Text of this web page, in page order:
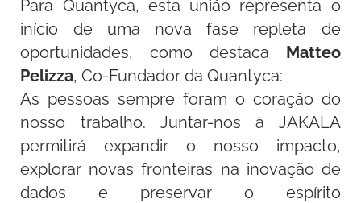
Para Quantyca, esta união representa o
início de uma nova fase repleta de
oportunidades, como destaca
Matteo
Pelizza, Co-Fundador da Quantyca:
As pessoas sempre foram o coração do
nosso trabalho. Juntar-nos à JAKALA
permitirá expandir o nosso impacto,
explorar novas fronteiras na inovação de
dados e preservar o espírito